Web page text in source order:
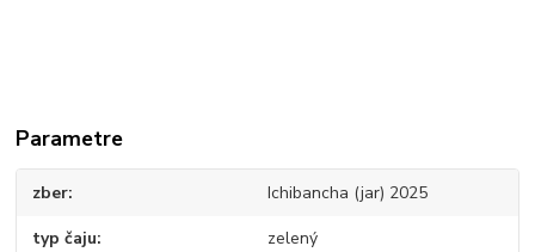
Parametre
zber Ichibancha (jar) 2025
typ čaju zelený